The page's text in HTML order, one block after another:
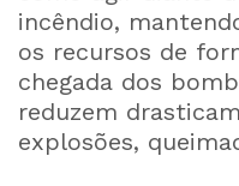
incêndio,
os recursos de
chegada dos
reduzem
explosões,